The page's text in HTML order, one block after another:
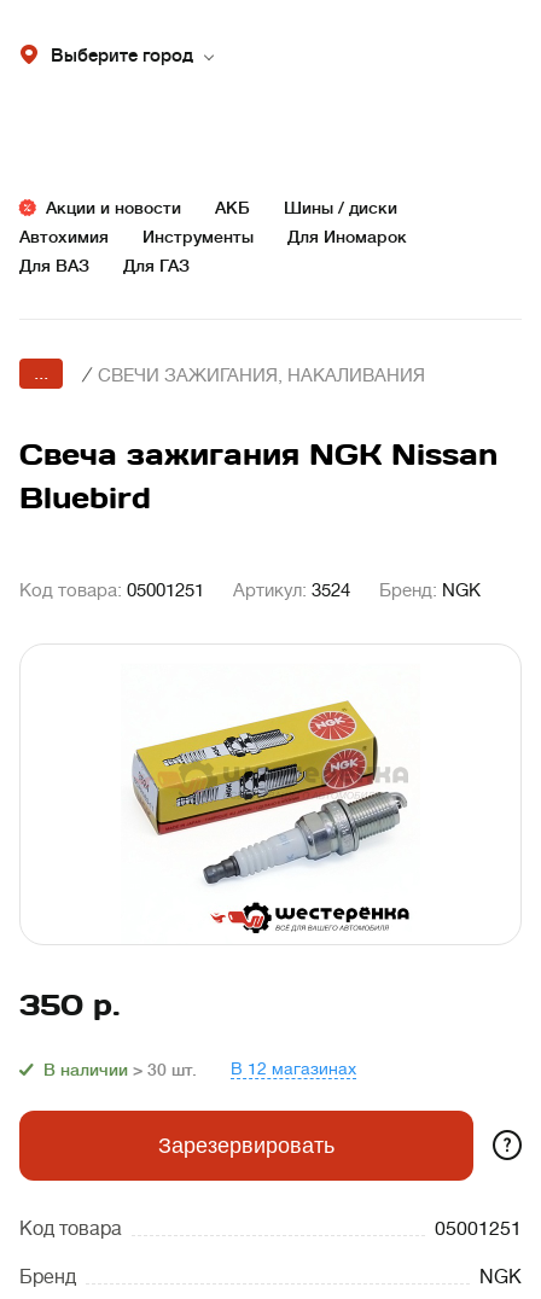
Выберите город
Акции и новости АКБ
Шины / диски
Автохимия
Инструменты
Для Иномарок
Для ВАЗ
Для ГАЗ
... / СВЕЧИ ЗАЖИГАНИЯ, НАКАЛИВАНИЯ
Свеча зажигания NGK Nissan
Bluebird
Код товара: 05001251 Артикул: 3524 Бренд: NGK
350 р.
В наличии > 30 шт. В 12 магазинах
Зарезервировать ?
Код товара 05001251
Бренд NGK